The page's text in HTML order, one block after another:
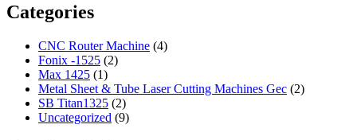
Categories
CNC Router Machine (4)
Fonix -1525 (2)
Max 1425 (1)
Metal Sheet & Tube Laser Cutting Machines Gec (2)
SB Titan1325 (2)
Uncategorized (9)